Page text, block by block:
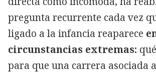
pregunta recurrente cada vez
ligado a la infancia reaparece
circunstancias extremas:
para que una carrera asociada